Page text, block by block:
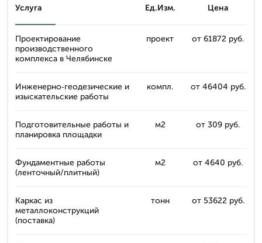
Услуга Ед.Изм. Цена
Проектирование
производственного
комплекса в Челябинске
проект от 61872 руб.
Инженерно‑геодезические и
изыскательские работы
компл. от 46404 руб.
Подготовительные работы и
планировка площадки
м2 от 309 руб.
Фундаментные работы
(ленточный/плитный)
м2 от 4640 руб.
Каркас из
металлоконструкций
(поставка)
тонн от 53622 руб.